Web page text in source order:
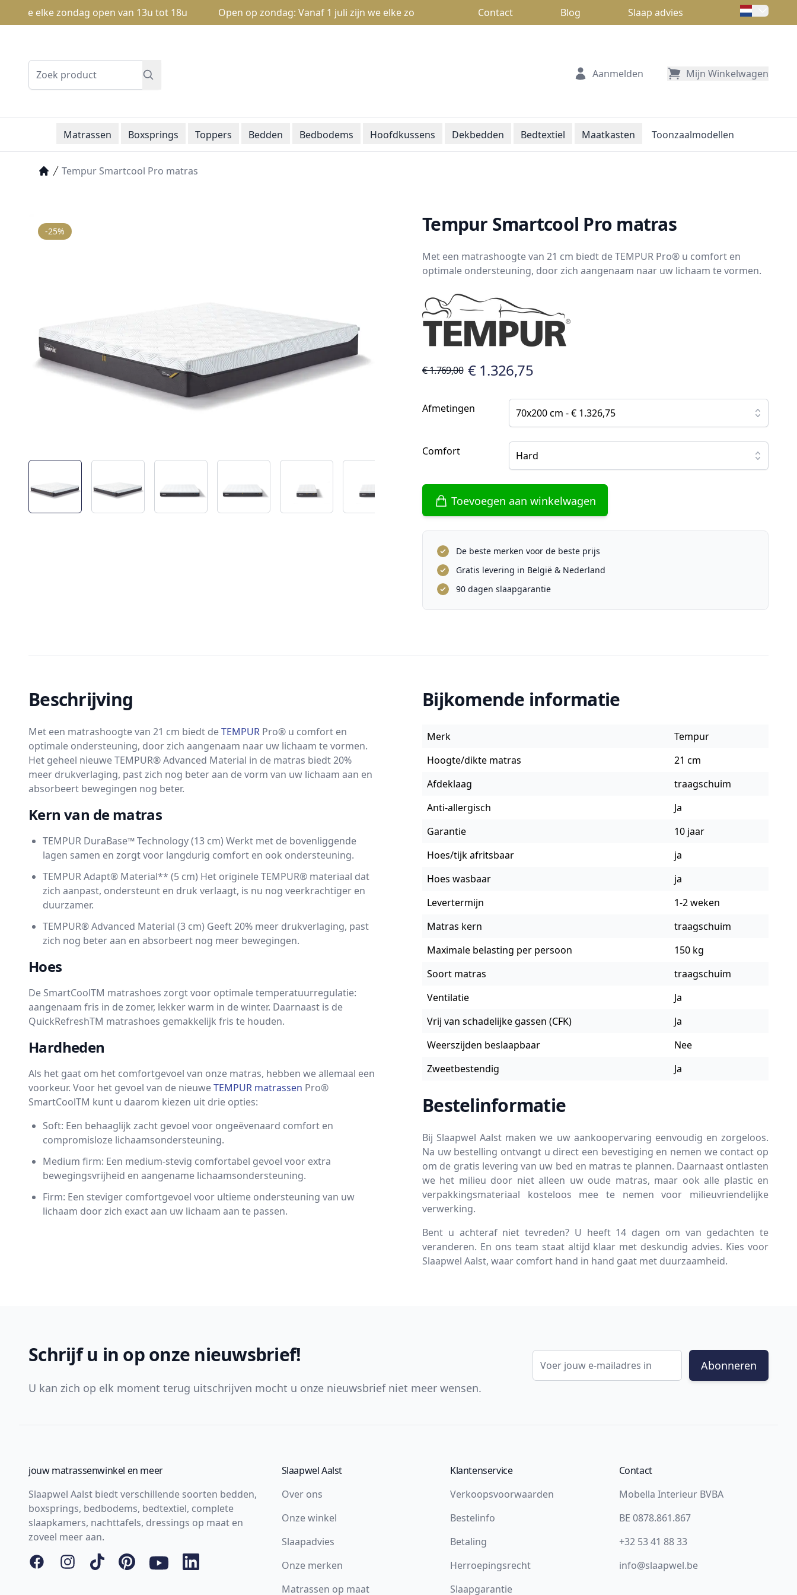
elke zondag open van 13u tot 18u Open op zondag: Vanaf 1 juli zijn we elke zondag open van 13u tot 18u
Contact Blog Slaap advies
Zoeken
Aanmelden Mijn Winkelwagen
Matrassen Boxsprings Toppers Bedden Bedbodems Hoofdkussens Dekbedden Bedtextiel Maatkasten Toonzaalmodellen
Tempur Smartcool Pro matras
-25% Tempur Smartcool Pro matras
Met een matrashoogte van 21 cm biedt de TEMPUR Pro® u comfort en
optimale ondersteuning, door zich aangenaam naar uw lichaam te vormen.
€ 1.769,00 € 1.326,75
Afmetingen 70x200 cm - € 1.326,75
Comfort Hard
Toevoegen aan winkelwagen
De beste merken voor de beste prijs
Gratis levering in België & Nederland
90 dagen slaapgarantie
Beschrijving
Met een matrashoogte van 21 cm biedt deTEMPUR Pro® u comfort en
optimale ondersteuning, door zich aangenaam naar uw lichaam te vormen.
Het geheel nieuwe TEMPUR® Advanced Material in de matras biedt 20%
meer drukverlaging, past zich nog beter aan de vorm van uw lichaam aan en
absorbeert bewegingen nog beter.
Kern van de matras
TEMPUR DuraBase™ Technology (13 cm) Werkt met de bovenliggende
lagen samen en zorgt voor langdurig comfort en ook ondersteuning.
TEMPUR Adapt® Material** (5 cm) Het originele TEMPUR® materiaal dat
zich aanpast, ondersteunt en druk verlaagt, is nu nog veerkrachtiger en
duurzamer.
TEMPUR® Advanced Material (3 cm) Geeft 20% meer drukverlaging, past
zich nog beter aan en absorbeert nog meer bewegingen.
Hoes
De SmartCoolTM matrashoes zorgt voor optimale temperatuurregulatie:
aangenaam fris in de zomer, lekker warm in de winter. Daarnaast is de
QuickRefreshTM matrashoes gemakkelijk fris te houden.
Hardheden
Als het gaat om het comfortgevoel van onze matras, hebben we allemaal een
voorkeur. Voor het gevoel van de nieuweTEMPUR matrassen Pro®
SmartCoolTM kunt u daarom kiezen uit drie opties:
Soft: Een behaaglijk zacht gevoel voor ongeëvenaard comfort en
compromisloze lichaamsondersteuning.
Medium firm: Een medium-stevig comfortabel gevoel voor extra
bewegingsvrijheid en aangename lichaamsondersteuning.
Firm: Een steviger comfortgevoel voor ultieme ondersteuning van uw
lichaam door zich exact aan uw lichaam aan te passen.
Bijkomende informatie
Merk
Tempur
Hoogte/dikte matras
21 cm
Afdeklaag
traagschuim
Anti-allergisch
Ja
Garantie
10 jaar
Hoes/tijk afritsbaar
ja
Hoes wasbaar
ja
Levertermijn
1-2 weken
Matras kern
traagschuim
Maximale belasting per persoon
150 kg
Soort matras
traagschuim
Ventilatie
Ja
Vrij van schadelijke gassen (CFK)
Ja
Weerszijden beslaapbaar
Nee
Zweetbestendig
Ja
Bestelinformatie
Bij Slaapwel Aalst maken we uw aankoopervaring eenvoudig en zorgeloos.
Na uw bestelling ontvangt u direct een bevestiging en nemen we contact op
om de gratis levering van uw bed en matras te plannen. Daarnaast ontlasten
we het milieu door niet alleen uw oude matras, maar ook alle plastic en
verpakkingsmateriaal kosteloos mee te nemen voor milieuvriendelijke
verwerking.
Bent u achteraf niet tevreden? U heeft 14 dagen om van gedachten te
veranderen. En ons team staat altijd klaar met deskundig advies. Kies voor
Slaapwel Aalst, waar comfort hand in hand gaat met duurzaamheid.
Schrijf u in op onze nieuwsbrief!
U kan zich op elk moment terug uitschrijven mocht u onze nieuwsbrief niet meer wensen.
E-mail adres
Abonneren
jouw matrassenwinkel en meer
Slaapwel Aalst biedt verschillende soorten bedden,
boxsprings, bedbodems, bedtextiel, complete
slaapkamers, nachttafels, dressings op maat en
zoveel meer aan.
FacebookInstagram
Tiktok PinterestYouTubeLinkedIn
Slaapwel Aalst
Over ons
Onze winkel
Slaapadvies
Onze merken
Matrassen op maat
Klantenservice
Verkoopsvoorwaarden
Bestelinfo
Betaling
Herroepingsrecht
Slaapgarantie
Contact
Mobella Interieur BVBA
BE 0878.861.867
+32 53 41 88 33
info@slaapwel.be